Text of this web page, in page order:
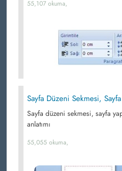
55,107 okuma,
Sayfa Düzeni Sekmesi, Sayfa
Sayfa düzeni sekmesi, sayfa
anlatımı
55,055 okuma,